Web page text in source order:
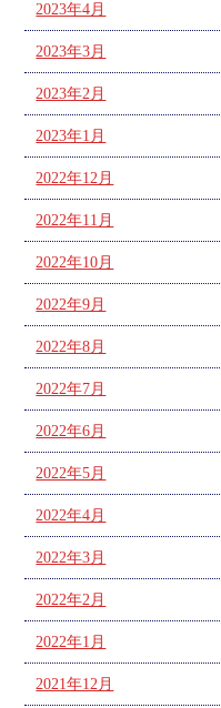
2023年4月
2023年3月
2023年2月
2023年1月
2022年12月
2022年11月
2022年10月
2022年9月
2022年8月
2022年7月
2022年6月
2022年5月
2022年4月
2022年3月
2022年2月
2022年1月
2021年12月